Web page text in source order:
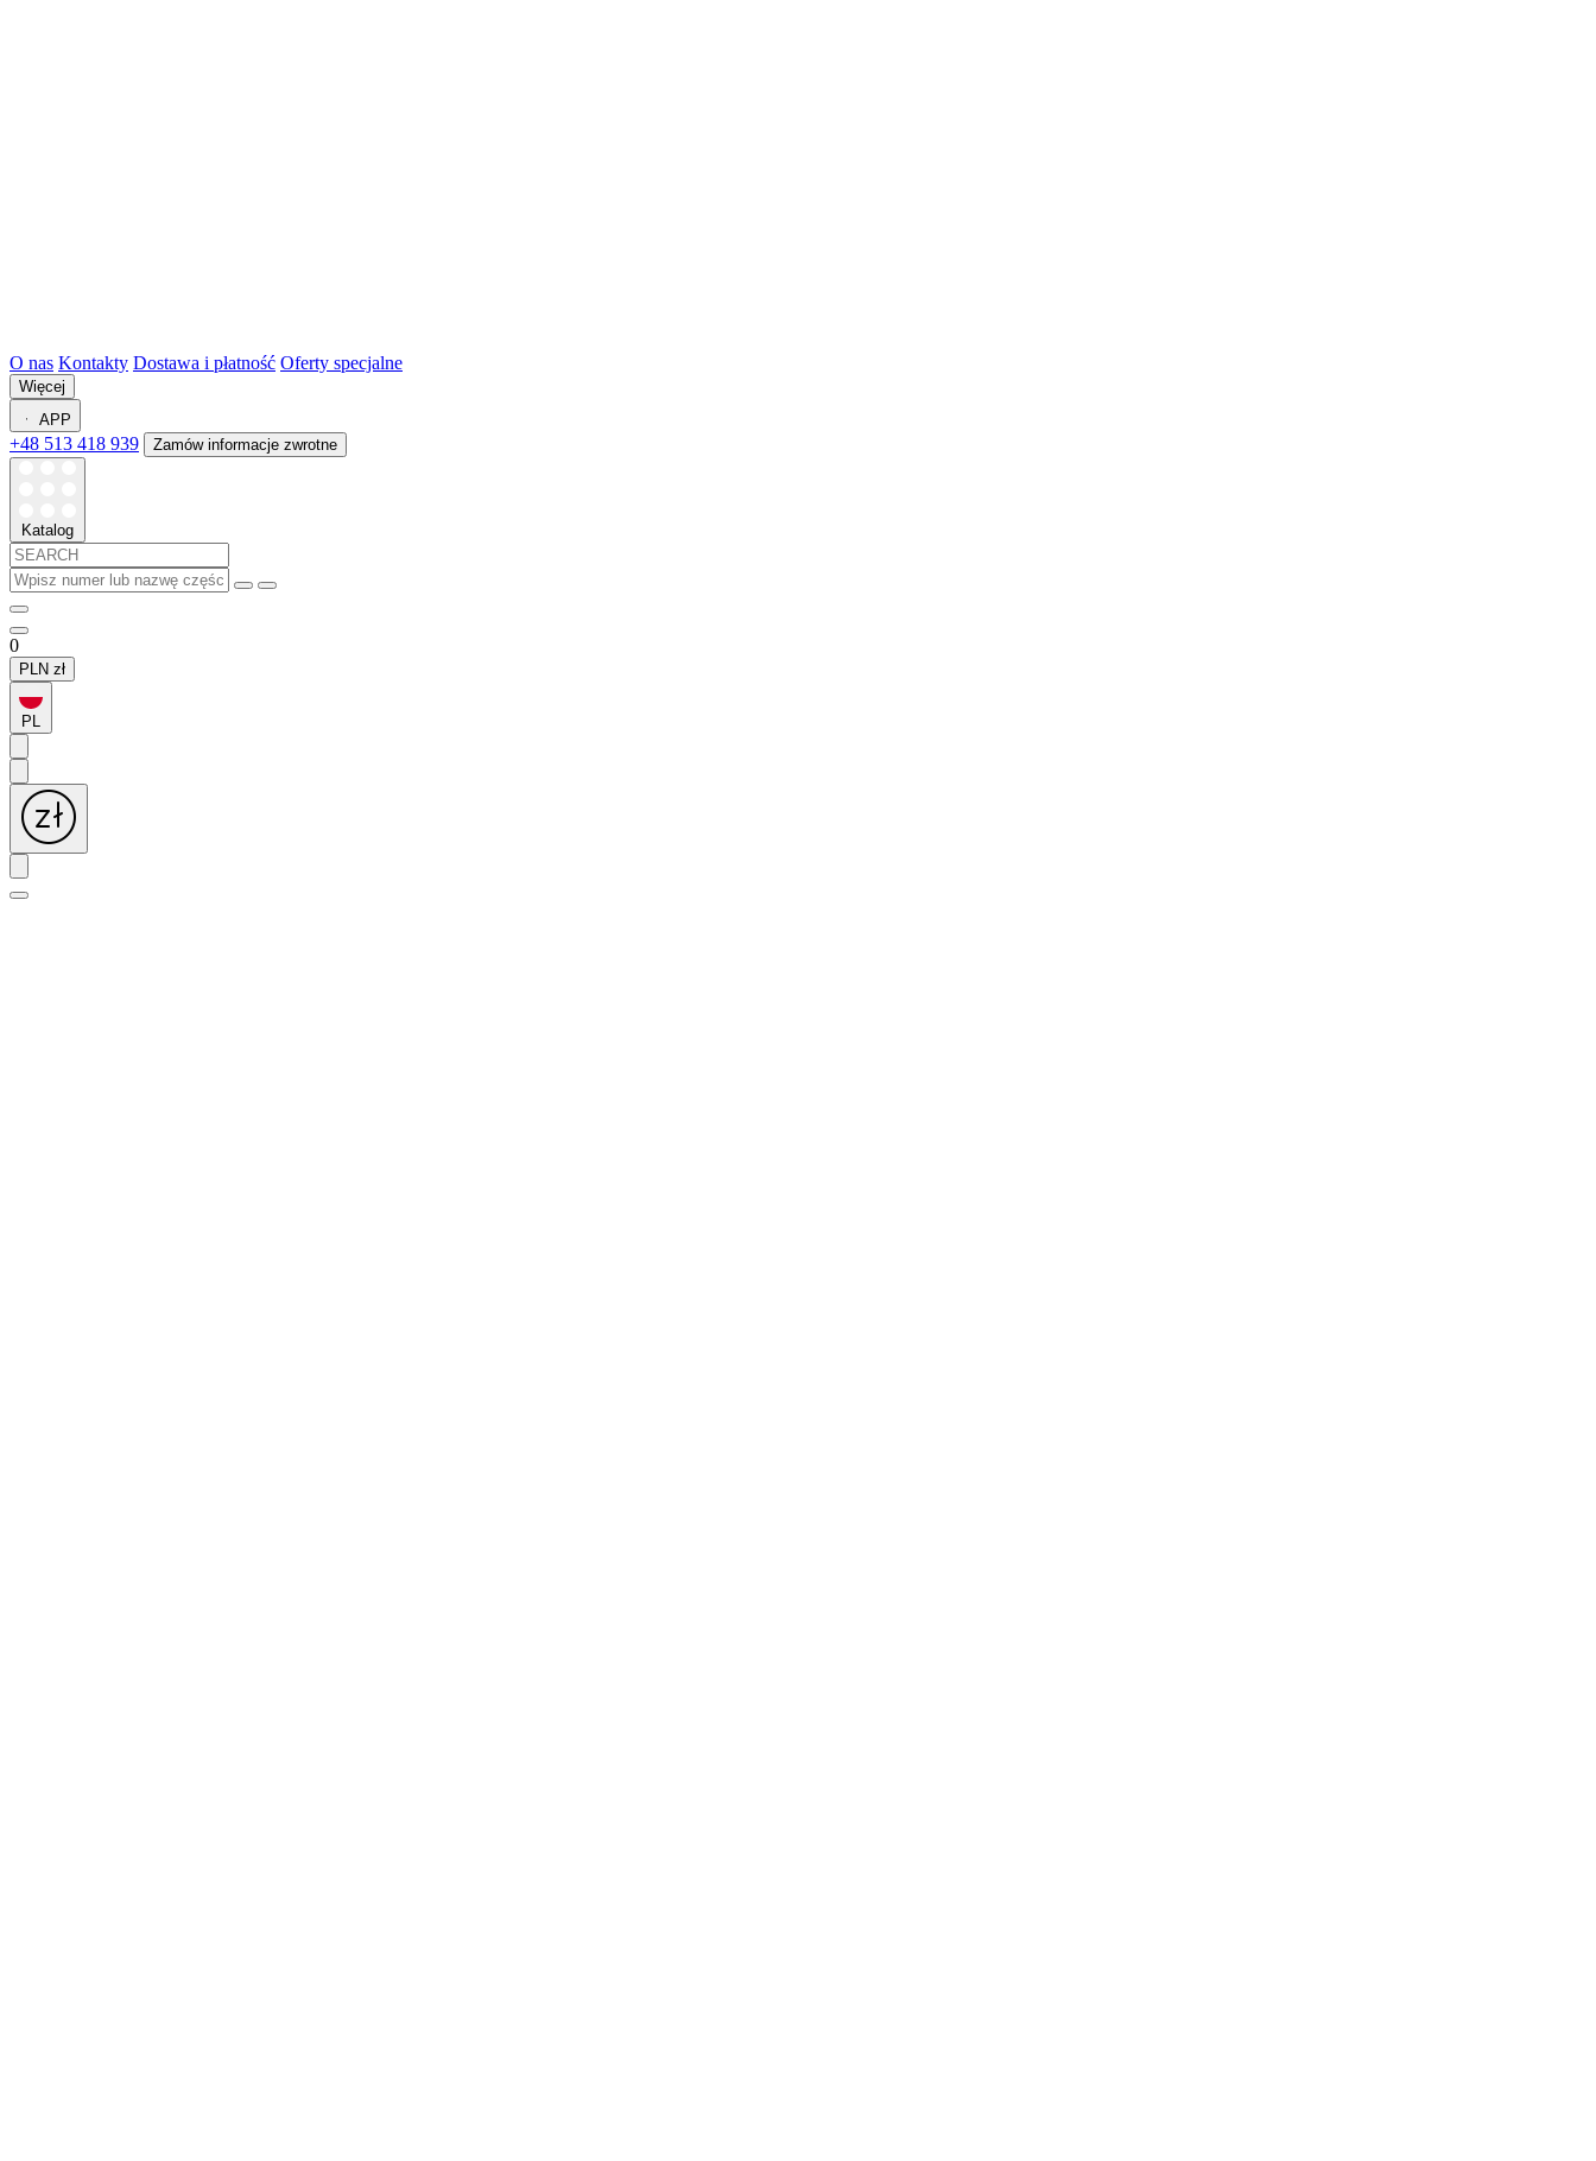
O nas Kontakty Dostawa i płatność Oferty specjalne
Więcej
APP
+48 513 418 939 Zamów informacje zwrotne
Katalog
0
PLN zł
PL